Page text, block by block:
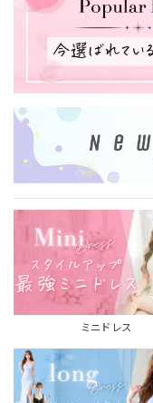
ミニドレス